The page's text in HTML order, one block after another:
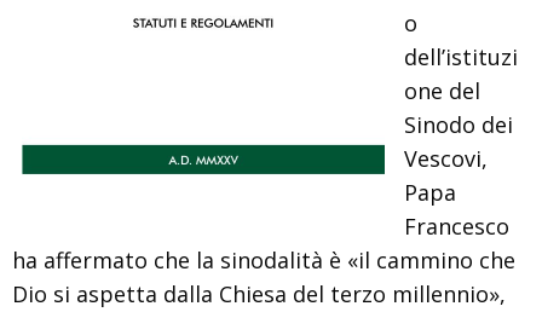
o
dell’istituzi
one del
Sinodo dei
Vescovi,
Papa
Francesco
ha affermato che la sinodalità è «il cammino che
Dio si aspetta dalla Chiesa del terzo millennio»,